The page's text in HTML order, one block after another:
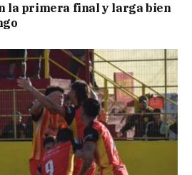
la primera final y larga bien